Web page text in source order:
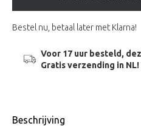
Bestel nu, betaal later met Klarna!
Voor 17 uur besteld,
Gratis verzending in NL!
Beschrijving